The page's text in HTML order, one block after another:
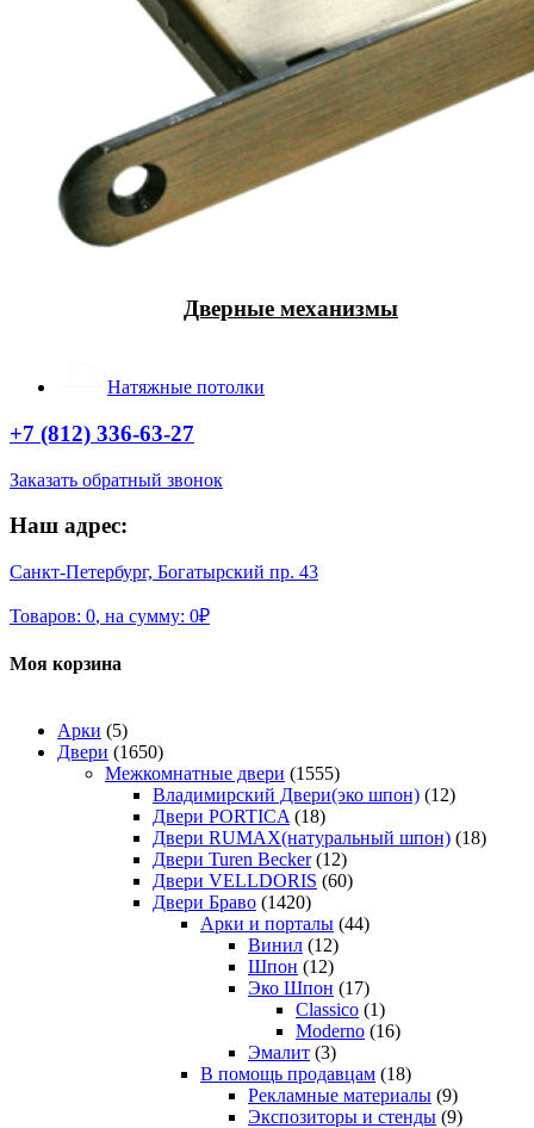
Дверные механизмы
Натяжные потолки
+7 (812) 336-63-27
Заказать обратный звонок
Наш адрес:
Санкт-Петербург, Богатырский пр. 43
Товаров: 0, на сумму: 0₽
Моя корзина
Арки (5)
Двери (1650)
Межкомнатные двери (1555)
Владимирский Двери(эко шпон) (12)
Двери PORTICA (18)
Двери RUMAX(натуральный шпон) (18)
Двери Turen Becker (12)
Двери VELLDORIS (60)
Двери Браво (1420)
Арки и порталы (44)
Винил (12)
Шпон (12)
Эко Шпон (17)
Classico (1)
Moderno (16)
Эмалит (3)
В помощь продавцам (18)
Рекламные материалы (9)
Экспозиторы и стенды (9)